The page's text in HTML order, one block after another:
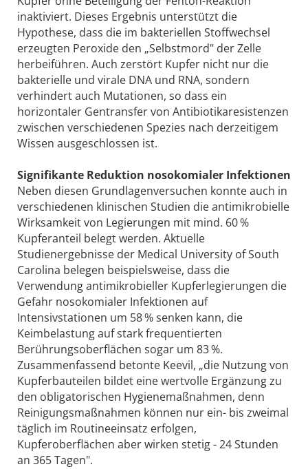
inaktiviert. Dieses Ergebnis unterstützt die
Hypothese, dass die im bakteriellen Stoffwechsel
erzeugten Peroxide den „Selbstmord" der Zelle
herbeiführen. Auch zerstört Kupfer nicht nur die
bakterielle und virale DNA und RNA, sondern
verhindert auch Mutationen, so dass ein
horizontaler Gentransfer von Antibioti­karesistenzen
zwischen verschiedenen Spezies nach derzeitigem
Wissen ausgeschlossen ist.
Signifikante Reduktion nosokomialer Infektionen
Neben diesen Grundlagenversuchen konnte auch in
verschiedenen klinischen Studien die antimikrobielle
Wirksamkeit von Legierungen mit mind. 60 %
Kupferanteil belegt werden. Aktuelle
Studienergebnisse der Medical University of South
Carolina belegen beispielsweise, dass die
Verwendung antimikrobieller Kupferlegierungen die
Gefahr nosokomialer Infektionen auf
Intensivstationen um 58 % senken kann, die
Keimbelastung auf stark frequentierten
Berührungsoberflächen sogar um 83 %.
Zusammenfassend betonte Keevil, „die Nutzung von
Kupferbauteilen bildet eine wertvolle Ergänzung zu
den obligatorischen Hygienemaßnahmen, denn
Reinigungsmaßnahmen können nur ein- bis zweimal
täglich im Routineeinsatz erfolgen,
Kupferoberflächen aber wirken stetig - 24 Stunden
an 365 Tagen".